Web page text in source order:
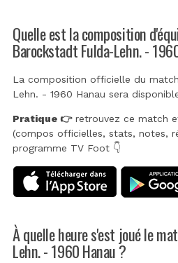
Quelle est la composition
Barockstadt Fulda-Lehn. -
La composition officielle du
Lehn. - 1960 Hanau sera
Pratique 👉retrouvez ce match
(compos officielles, stats, notes,
programme TV Foot 👇
À quelle heure s'est joué le
Lehn. - 1960 Hanau ?